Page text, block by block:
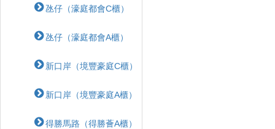
氹仔（濠庭都會C櫃）
氹仔（濠庭都會A櫃）
新口岸（境豐豪庭C櫃）
新口岸（境豐豪庭A櫃）
得勝馬路（得勝薈A櫃）